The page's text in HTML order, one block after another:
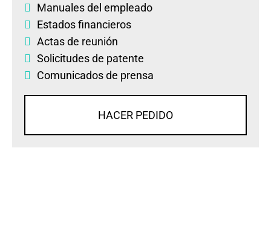
Manuales del empleado
Estados financieros
Actas de reunión
Solicitudes de patente
Comunicados de prensa
HACER PEDIDO